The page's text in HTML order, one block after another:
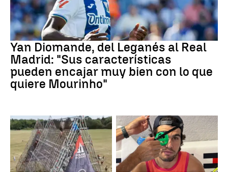
Real Madrid
Yan Diomande, del Leganés al Real
Madrid: "Sus características
pueden encajar muy bien con lo que
quiere Mourinho"
Ultraviking Tenis